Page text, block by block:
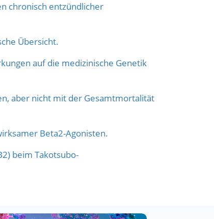
chronisch entzündlicher
Übersicht.
auf die medizinische Genetik
aber nicht mit der Gesamtmortalität
Beta2-Agonisten.
beim Takotsubo-